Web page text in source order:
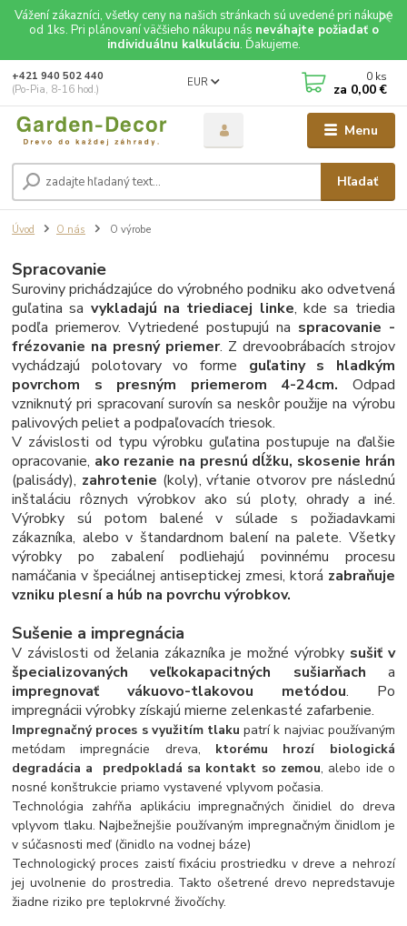
Vážení zákazníci, všetky ceny na našich stránkach sú uvedené pri nákupe
od 1ks. Pri plánovaní väčšieho nákupu nás neváhajte požiadať o
individuálnu kalkuláciu. Ďakujeme.
Menu
EUR
Hľadať
+421 940 502 440
(Po-Pia, 8-16 hod.)
0 ks
za 0,00 €
Úvod O nás O výrobe
Spracovanie
Suroviny prichádzajúce do výrobného podniku ako odvetvená
guľatina sa vykladajú na triediacej linke, kde sa triedia
podľa priemerov. Vytriedené postupujú na spracovanie -
frézovanie na presný priemer. Z drevoobrábacích strojov
vychádzajú polotovary vo forme guľatiny s hladkým
povrchom s presným priemerom 4-24cm. Odpad
vzniknutý pri spracovaní surovín sa neskôr použije na výrobu
palivových peliet a podpaľovacích triesok.
V závislosti od typu výrobku guľatina postupuje na ďalšie
opracovanie, ako rezanie na presnú dĺžku, skosenie hrán
(palisády), zahrotenie (koly), vŕtanie otvorov pre následnú
inštaláciu rôznych výrobkov ako sú ploty, ohrady a iné.
Výrobky sú potom balené v súlade s požiadavkami
zákazníka, alebo v štandardnom balení na palete. Všetky
výrobky po zabalení podliehajú povinnému procesu
namáčania v špeciálnej antiseptickej zmesi, ktorá zabraňuje
vzniku plesní a húb na povrchu výrobkov.
Sušenie a impregnácia
V závislosti od želania zákazníka je možné výrobky sušiť v
špecializovaných veľkokapacitných sušiarňach a
impregnovať vákuovo-tlakovou metódou. Po
impregnácii výrobky získajú mierne zelenkasté zafarbenie.
Impregnačný proces s využitím tlaku patrí k najviac používaným
metódam impregnácie dreva, ktorému hrozí biologická
degradácia a predpokladá sa kontakt so zemou, alebo ide o
nosné konštrukcie priamo vystavené vplyvom počasia.
Technológia zahŕňa aplikáciu impregnačných činidiel do dreva
vplyvom tlaku. Najbežnejšie používaným impregnačným činidlom je
v súčasnosti meď (činidlo na vodnej báze)
Technologický proces zaistí fixáciu prostriedku v dreve a nehrozí
jej uvolnenie do prostredia. Takto ošetrené drevo nepredstavuje
žiadne riziko pre teplokrvné živočíchy.